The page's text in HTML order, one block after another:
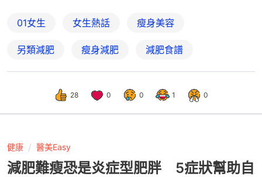
01女生 女生熱話 瘦身美容
另類減肥 瘦身減肥 減肥食譜
28 0 0 1 0
健康 醫美Easy
減肥難瘦恐是炎症型肥胖 5症狀幫助自